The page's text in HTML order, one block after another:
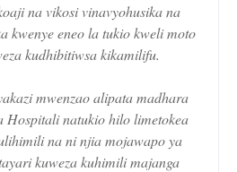
na vikosi vinavyohusika na
kwenye eneo la tukio kweli moto
kudhibitiwsa kikamilifu.
mwenzao alipata madhara
Hospitali natukio hilo limetokea
na ni njia mojawapo ya
kuweza kuhimili majanga